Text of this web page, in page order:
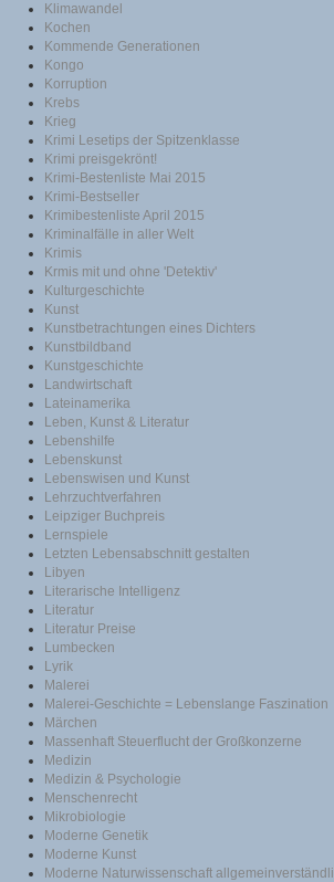
Klimawandel
Kochen
Kommende Generationen
Kongo
Korruption
Krebs
Krieg
Krimi Lesetips der Spitzenklasse
Krimi preisgekrönt!
Krimi-Bestenliste Mai 2015
Krimi-Bestseller
Krimibestenliste April 2015
Kriminalfälle in aller Welt
Krimis
Krmis mit und ohne 'Detektiv'
Kulturgeschichte
Kunst
Kunstbetrachtungen eines Dichters
Kunstbildband
Kunstgeschichte
Landwirtschaft
Lateinamerika
Leben, Kunst & Literatur
Lebenshilfe
Lebenskunst
Lebenswisen und Kunst
Lehrzuchtverfahren
Leipziger Buchpreis
Lernspiele
Letzten Lebensabschnitt gestalten
Libyen
Literarische Intelligenz
Literatur
Literatur Preise
Lumbecken
Lyrik
Malerei
Malerei-Geschichte = Lebenslange Faszination
Märchen
Massenhaft Steuerflucht der Großkonzerne
Medizin
Medizin & Psychologie
Menschenrecht
Mikrobiologie
Moderne Genetik
Moderne Kunst
Moderne Naturwissenschaft